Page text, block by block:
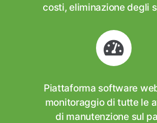
costi, eliminazione degli
Piattaforma software
monitoraggio di tutte le
di manutenzione sul